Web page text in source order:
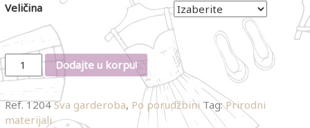
Veličina
Količina Dodajte u korpu!
Ref.1204 Sva garderoba, Po porudžbini Tag:Prirodni
materijali